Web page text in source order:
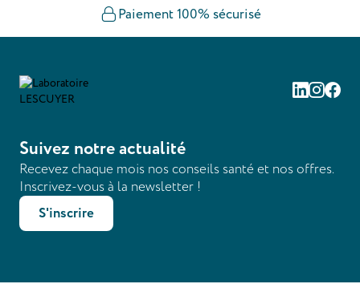
Paiement 100% sécurisé
Linkedin
Suivez notre actualité
Recevez chaque mois nos conseils santé et nos offres.
Inscrivez-vous à la newsletter !
S'inscrire